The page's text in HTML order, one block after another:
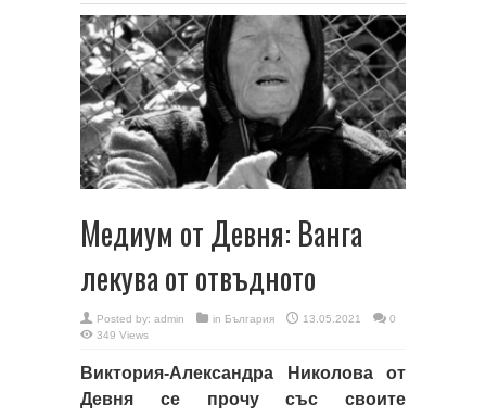
Медиум от Девня: Ванга
лекува от отвъдното
Posted by: admin in България 13.05.2021
0
349 Views
Виктория-Александра Николова от
Девня се прочу със своите